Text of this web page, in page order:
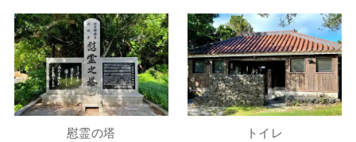
慰霊の塔 トイレ